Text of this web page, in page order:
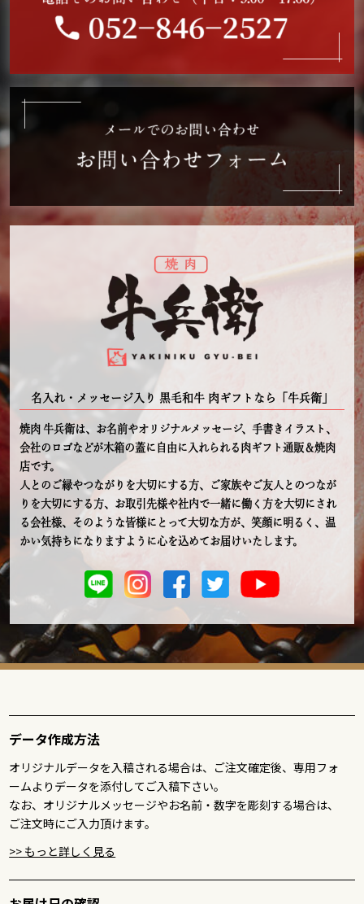
名入れ・メッセージ入り 黒毛和牛 肉ギフトなら「牛兵衛」
焼肉 牛兵衛は、お名前やオリジナルメッセージ、手書きイラスト、
会社のロゴなどが木箱の蓋に自由に入れられる肉ギフト通販＆焼肉
店です。
人とのご縁やつながりを大切にする方、ご家族やご友人とのつなが
りを大切にする方、お取引先様や社内で一緒に働く方を大切にされ
る会社様、そのような皆様にとって大切な方が、笑顔に明るく、温
かい気持ちになりますように心を込めてお届けいたします。
データ作成方法
オリジナルデータを入稿される場合は、ご注文確定後、専用フォ
ームよりデータを添付してご入稿下さい。
なお、オリジナルメッセージやお名前・数字を彫刻する場合は、
ご注文時にご入力頂けます。
>> もっと詳しく見る